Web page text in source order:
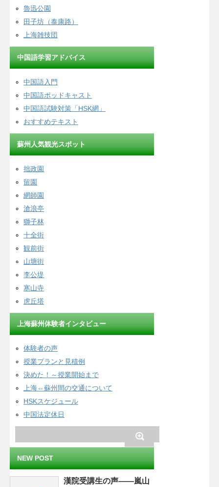
魯迅公園
田子坊（泰康路）
上海雑技団
中国語学習アドバイス
中国語入門
中国語ポッドキャスト
中国語試験対策「HSK網」
おすすめテキスト
蘇州人気観光スポット
拙政園
留園
網師園
滄浪亭
獅子林
十全街
観前街
山塘街
李公堤
寒山寺
虎丘塔
上海蘇州体験者インタビュー
体験者の声
授業プランと見積例
決めた！～授業開始まで
上海⇔蘇州間の交通について
HSKスケジュール
中国法定休日
NEW POST
漢院受講生の声——嵐山